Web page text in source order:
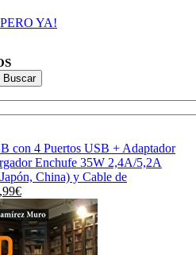
YA!
Buscar
con 4 Puertos USB + Adaptador
Enchufe 35W 2,4A/5,2A
China) y Cable de
€El
precio
actual
es:
19,99€.